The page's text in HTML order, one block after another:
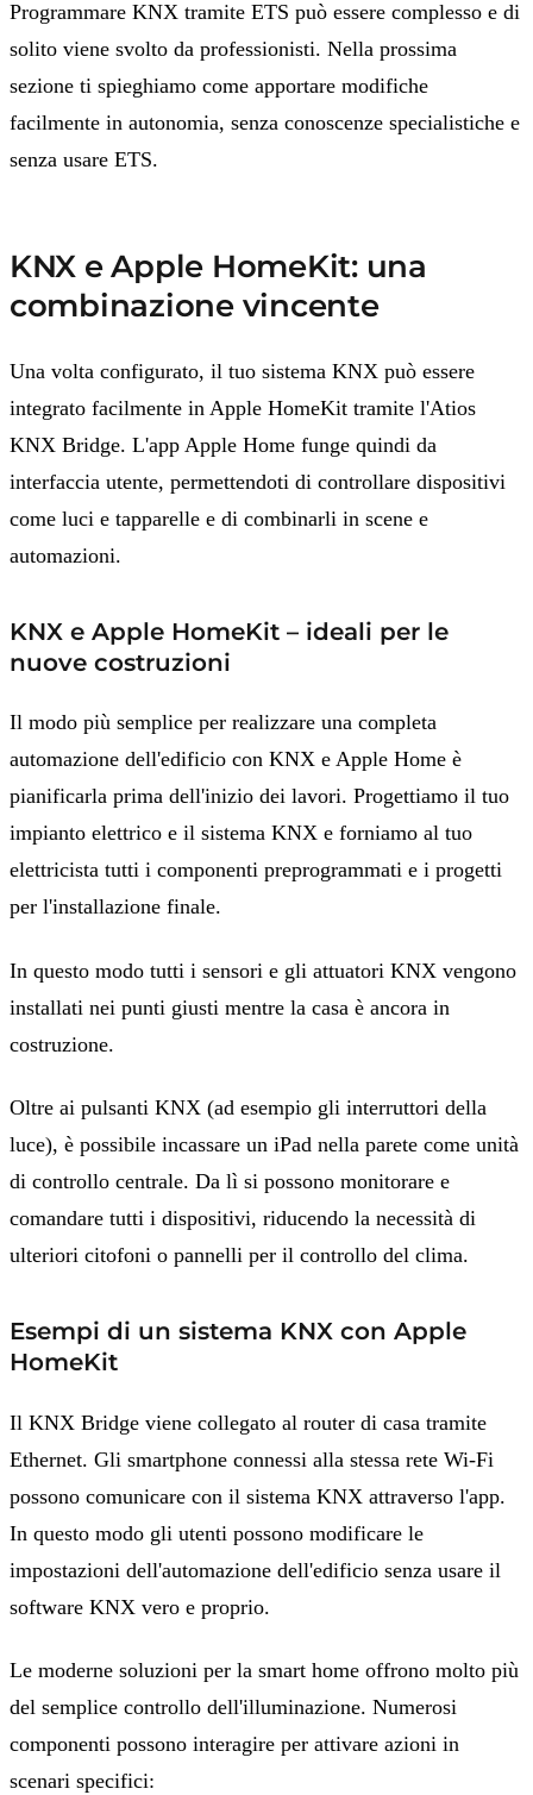
Programmare KNX tramite ETS può essere complesso e di
solito viene svolto da professionisti. Nella prossima
sezione ti spieghiamo come apportare modifiche
facilmente in autonomia, senza conoscenze specialistiche e
senza usare ETS.
KNX e Apple HomeKit: una
combinazione vincente
Una volta configurato, il tuo sistema KNX può essere
integrato facilmente in Apple HomeKit tramite l'Atios
KNX Bridge. L'app Apple Home funge quindi da
interfaccia utente, permettendoti di controllare dispositivi
come luci e tapparelle e di combinarli in scene e
automazioni.
KNX e Apple HomeKit – ideali per le
nuove costruzioni
Il modo più semplice per realizzare una completa
automazione dell'edificio con KNX e Apple Home è
pianificarla prima dell'inizio dei lavori. Progettiamo il tuo
impianto elettrico e il sistema KNX e forniamo al tuo
elettricista tutti i componenti preprogrammati e i progetti
per l'installazione finale.
In questo modo tutti i sensori e gli attuatori KNX vengono
installati nei punti giusti mentre la casa è ancora in
costruzione.
Oltre ai pulsanti KNX (ad esempio gli interruttori della
luce), è possibile incassare un iPad nella parete come unità
di controllo centrale. Da lì si possono monitorare e
comandare tutti i dispositivi, riducendo la necessità di
ulteriori citofoni o pannelli per il controllo del clima.
Esempi di un sistema KNX con Apple
HomeKit
Il KNX Bridge viene collegato al router di casa tramite
Ethernet. Gli smartphone connessi alla stessa rete Wi-Fi
possono comunicare con il sistema KNX attraverso l'app.
In questo modo gli utenti possono modificare le
impostazioni dell'automazione dell'edificio senza usare il
software KNX vero e proprio.
Le moderne soluzioni per la smart home offrono molto più
del semplice controllo dell'illuminazione. Numerosi
componenti possono interagire per attivare azioni in
scenari specifici: